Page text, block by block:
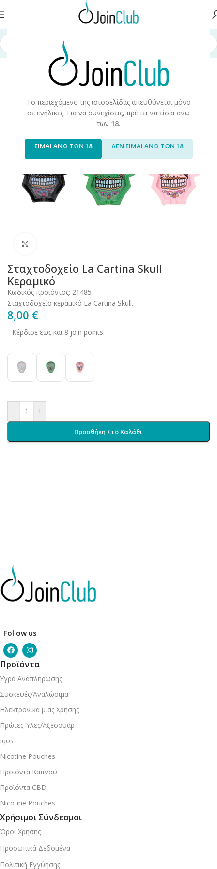
Το περιεχόμενο της ιστοσελίδας απευθύνεται μόνο
σε ενήλικες. Για να συνεχίσεις, πρέπει να είσαι άνω
των 18.
ΕΙΜΑΙ ΑΝΩ ΤΩΝ 18 ΔΕΝ ΕΙΜΑΙ ΑΝΩ ΤΩΝ 18
Καπνού Προϊόντα Καπνού & Αξεσουάρ
Σταχτοδοχείο La Cartina Skull
Κεραμικό
Κωδικός προϊόντος: 21485
Σταχτοδοχείο κεραμικό La Cartina Skull.
8,00 €
Κέρδισε έως και 8 join points.
- +
Προσθήκη Στο Καλάθι
Follow us
Προϊόντα
Υγρά Αναπλήρωσης
Συσκευές/Αναλώσιμα
Ηλεκτρονικά μιας Χρήσης
Πρώτες Ύλες/Αξεσουάρ
Iqos
Nicotine Pouches
Προϊόντα Καπνού
Προϊόντα CBD
Nicotine Pouches
Χρήσιμοι Σύνδεσμοι
Όροι Χρήσης
Προσωπικά Δεδομένα
Πολιτική Εγγύησης